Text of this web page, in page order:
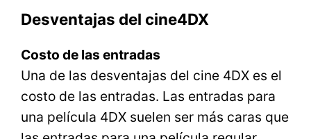
Desventajas del cine4DX
Costo de las entradas
Una de las desventajas del cine 4DX es el
costo de las entradas. Las entradas para
una película 4DX suelen ser más caras que